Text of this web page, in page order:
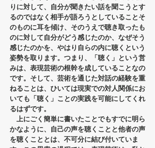
りに対して、自分が聞きたい話を聞こうとす
るのではなく相手が語ろうとしていることそ
のものに耳を傾け、そのうえで聴き取ったも
のに対して自分がどう感じたのか、なぜそう
感じたのかを、やはり自らの内に聴くという
姿勢を取ります。つまり、「聴く」という営
みは、表現芸術の根幹を成していることなの
です。そして、芸術を通じた対話の経験を重
ねることは、ひいては現実での対人関係にお
いても「聴く」ことの実践を可能にしてくれ
るはずです。
上にごく簡単に書いたことでもすでに明ら
かなように、自己の声を聴くことと他者の声
を聴くこととは、不可分に結び付いていま